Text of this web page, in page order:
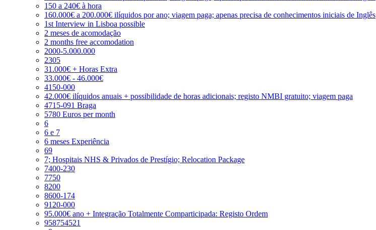
150 a 240€ à hora
160.000€ a 200.000€ ilíquidos por ano; viagem paga; apenas precisa de conhecimentos iniciais de Inglês
1st Interview in Lisboa possible
2 meses de acomodação
2 months free accomodation
2000-5.000.000
2305
31.000€ + Horas Extra
33.000€ - 46.000€
4150-000
42.000€ ilíquidos anuais + possibilidade de horas adicionais; registo NMBI gratuito; viagem paga
4715-091 Braga
5780 Euros per month
6
6 e 7
6 meses Experiência
69
7; Hospitais NHS & Privados de Prestígio; Relocation Package
7400-230
7750
8200
8600-174
9120-000
95.000€ ano + Integração Totalmente Comparticipada: Registo Ordem
958754521